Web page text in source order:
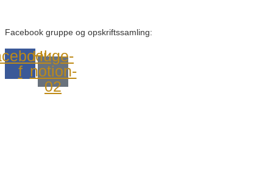
Facebook gruppe og opskriftssamling:
f
Huge-
notion-
02